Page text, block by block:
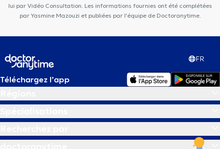
lui par Vidéo Consultation. Les informations fournies ont été complétées
par Yasmine Mazouzi et publiées par l'équipe de Doctoranytime.
FR
Téléchargez l’app